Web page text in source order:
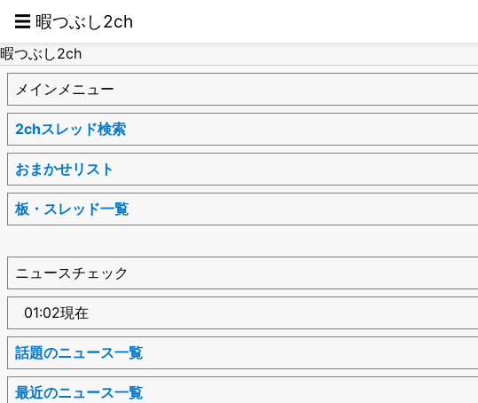
☰ 暇つぶし2ch
暇つぶし2ch
メインメニュー
2chスレッド検索
おまかせリスト
板・スレッド一覧
ニュースチェック
01:02現在
話題のニュース一覧
最近のニュース一覧